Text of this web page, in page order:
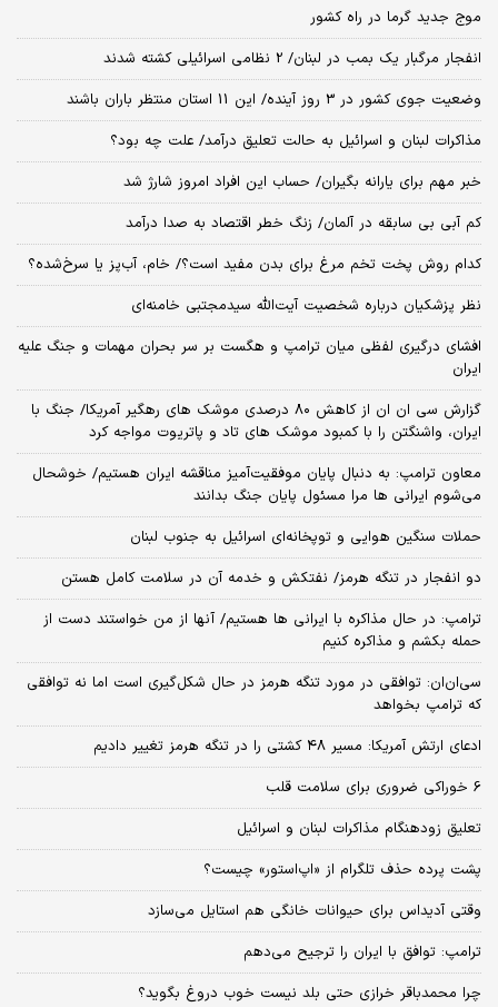
موج جدید گرما در راه کشور
انفجار مرگبار یک بمب در لبنان/ 2 نظامی اسرائیلی کشته شدند
وضعیت جوی کشور در 3 روز آینده/ این 11 استان منتظر باران باشند
مذاکرات لبنان و اسرائیل به حالت تعلیق درآمد/ علت چه بود؟
خبر مهم برای یارانه بگیران/ حساب این افراد امروز شارژ شد
کم آبی بی سابقه در آلمان/ زنگ خطر اقتصاد به صدا درآمد
کدام روش پخت تخم مرغ برای بدن مفید است؟/ خام، آب‌پز یا سرخ‌شده؟
نظر پزشکیان درباره شخصیت آیت‌الله سیدمجتبی خامنه‌ای
افشای درگیری لفظی میان ترامپ و هگست بر سر بحران مهمات و جنگ علیه
ایران
گزارش سی ان ان از کاهش ۸۰ درصدی موشک های رهگیر آمریکا/ جنگ با
ایران، واشنگتن را با کمبود موشک های تاد و پاتریوت مواجه کرد
معاون ترامپ: به دنبال پایان موفقیت‌آمیز مناقشه ایران هستیم/ خوشحال
می‌شوم ایرانی ها مرا مسئول پایان جنگ بدانند
حملات سنگین هوایی و توپخانه‌ای اسرائیل به جنوب لبنان
دو انفجار در تنگه هرمز/ نفتکش و خدمه آن در سلامت کامل هستن
ترامپ: در حال مذاکره با ایرانی ها هستیم/ آنها از من خواستند دست از
حمله بکشم و مذاکره کنیم
سی‌ان‌ان: توافقی در مورد تنگه هرمز در حال شکل‌گیری است اما نه توافقی
که ترامپ بخواهد
ادعای ارتش آمریکا: مسیر ۴۸ کشتی را در تنگه هرمز تغییر دادیم
6 خوراکی ضروری برای سلامت قلب
تعلیق زودهنگام مذاکرات لبنان و اسرائیل
پشت پرده حذف تلگرام از «اپ‌استور» چیست؟
وقتی آدیداس برای حیوانات خانگی هم استایل می‌سازد
ترامپ: توافق با ایران را ترجیح می‌دهم
چرا محمدباقر خرازی حتی بلد نیست خوب دروغ بگوید؟